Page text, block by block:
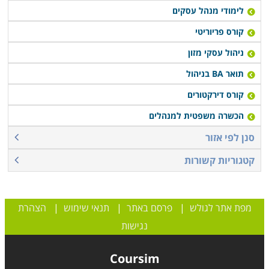
לימודי מנהל עסקים
קורס פריוריטי
ניהול עסקי מזון
תואר BA בניהול
קורס דירקטורים
הכשרה משפטית למנהלים
סנן לפי אזור
קטגוריות קשורות
מפת אתר לגולש |פרסם באתר | תנאי שימוש | הצהרת
נגישות
Coursim